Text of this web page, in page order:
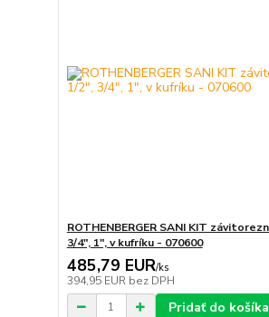
ROTHENBERGER SANI KIT
3/4", 1", v kufríku - 070600
485,79 EUR/ks
394,95 EUR bez DPH
Pridať do košíka